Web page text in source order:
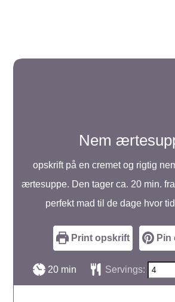
Nem
opskrift på en cremet og rigtig
ærtesuppe. Den tager ca. 20 min.
perfekt mad til de dage hvor
Print opskrift Pin
20minutter
min Servings: